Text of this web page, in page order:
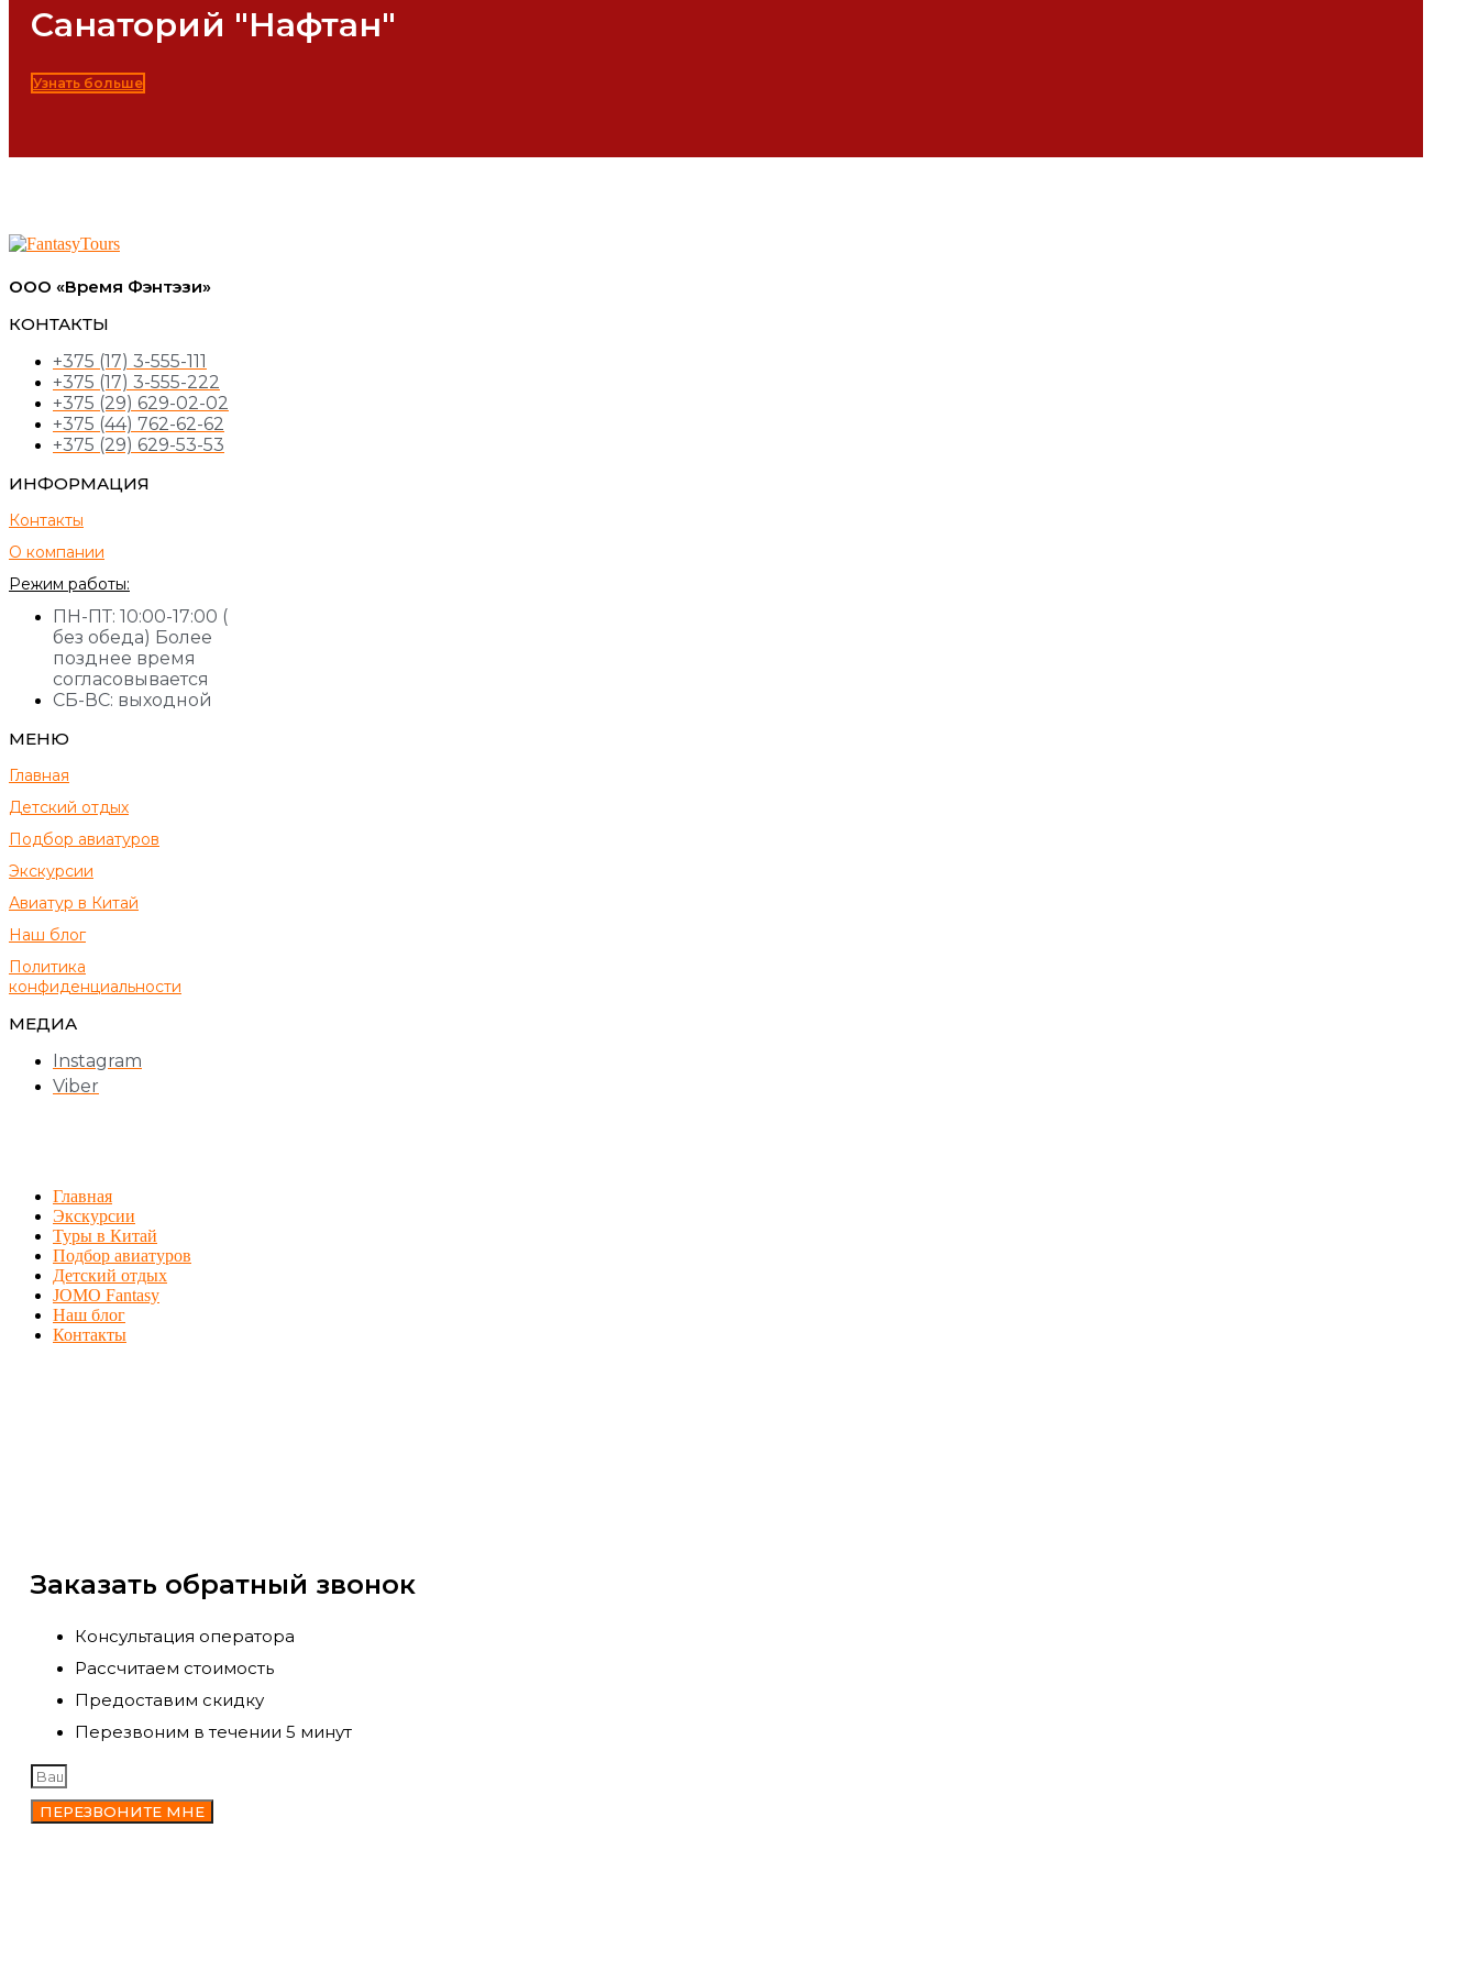
Санаторий "Нафтан"
Узнать больше
ООО «Время Фэнтэзи»
КОНТАКТЫ
+375 (17) 3-555-111
+375 (17) 3-555-222
+375 (29) 629-02-02
+375 (44) 762-62-62
+375 (29) 629-53-53
ИНФОРМАЦИЯ
Контакты
О компании
Режим работы:
ПН-ПТ: 10:00-17:00 (
без обеда) Более
позднее время
согласовывается
СБ-ВС: выходной
МЕНЮ
Главная
Детский отдых
Подбор авиатуров
Экскурсии
Авиатур в Китай
Наш блог
Политика
конфиденциальности
МЕДИА
Instagram
Viber
Главная
Экскурсии
Туры в Китай
Подбор авиатуров
Детский отдых
JOMO Fantasy
Наш блог
Контакты
Заказать обратный звонок
Консультация оператора
Рассчитаем стоимость
Предоставим скидку
Перезвоним в течении 5 минут
ПЕРЕЗВОНИТЕ МНЕ